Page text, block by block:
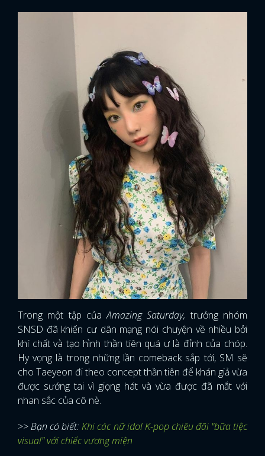
Trong một tập củaAmazing Saturday, trưởng nhóm
SNSD đã khiến cư dân mạng nói chuyện về nhiều bởi
khí chất và tạo hình thần tiên quá ư là đỉnh của chóp.
Hy vọng là trong những lần comeback sắp tới, SM sẽ
cho Taeyeon đi theo concept thần tiên để khán giả vừa
được sướng tai vì giọng hát và vừa được đã mắt với
nhan sắc của cô nè.
>> Bạn có biết:Khi các nữ idol K-pop chiêu đãi "bữa tiệc
visual" với chiếc vương miện